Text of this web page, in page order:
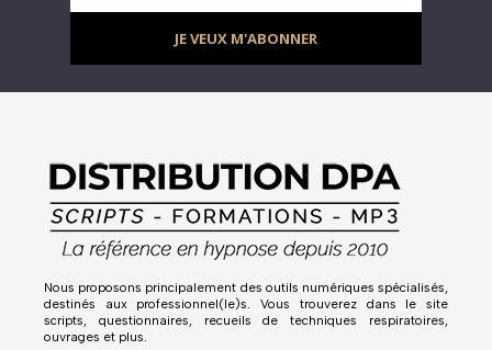
JE VEUX M'ABONNER
Nous proposons principalement des outils numériques spécialisés,
destinés aux professionnel(le)s. Vous trouverez dans le site
scripts, questionnaires, recueils de techniques respiratoires,
ouvrages et plus.